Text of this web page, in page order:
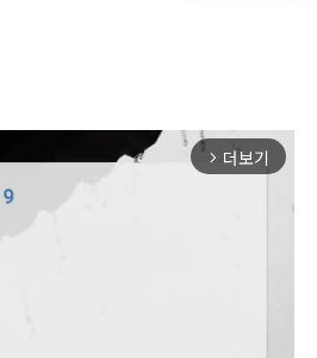
arrow_forward_ios 더보기